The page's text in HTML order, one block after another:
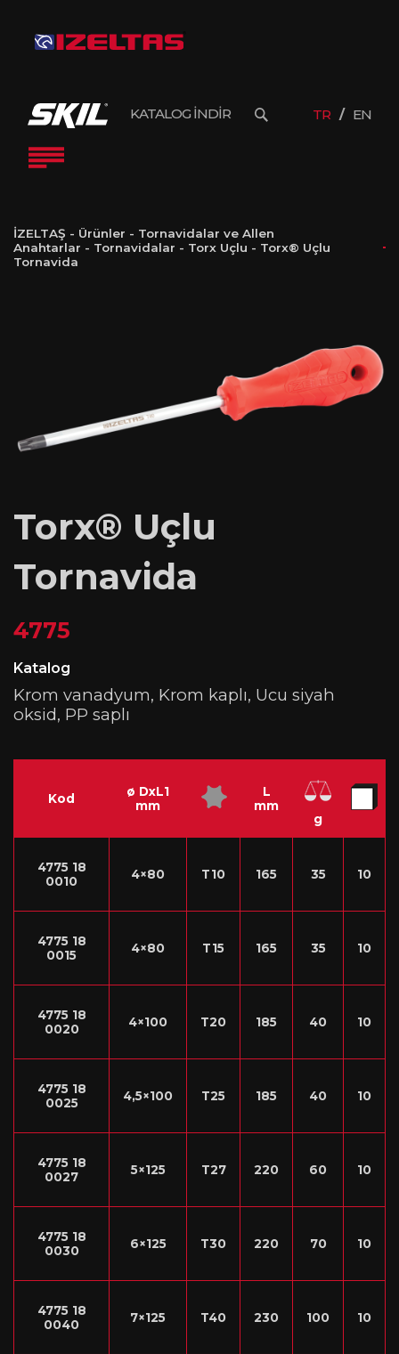
KATALOG İNDİR TR EN
İZELTAŞ - Ürünler - Tornavidalar ve Allen
Anahtarlar - Tornavidalar - Torx Uçlu - Torx® Uçlu
Tornavida
Torx® Uçlu
Tornavida
4775
Katalog
Krom vanadyum, Krom kaplı, Ucu siyah
oksid, PP saplı
Kod
ø DxL1
mm
L
mm
g
4775 18
0010
4×80 T10 165 35 10
4775 18
0015
4×80 T15 165 35 10
4775 18
0020
4×100 T20 185 40 10
4775 18
0025
4,5×100 T25 185 40 10
4775 18
0027
5×125 T27 220 60 10
4775 18
0030
6×125 T30 220 70 10
4775 18
0040
7×125 T40 230 100 10